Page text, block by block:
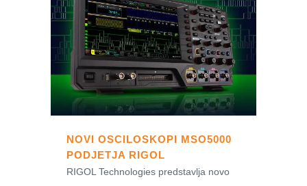
NOVI OSCILOSKOPI MSO5000
PODJETJA RIGOL
RIGOL Technologies predstavlja novo